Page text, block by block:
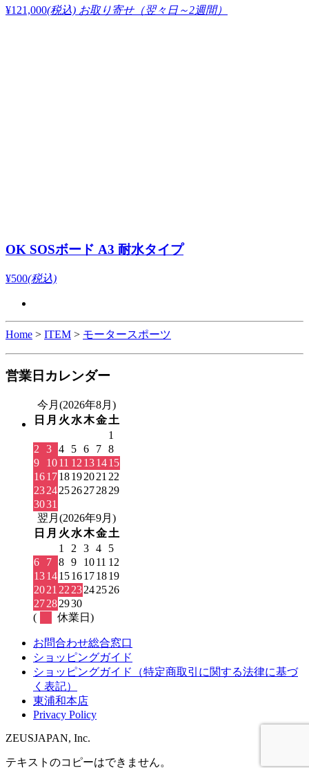
¥121,000(税込) お取り寄せ（翌々日～2週間）
OK SOSボード A3 耐水タイプ
¥500(税込)
Home > ITEM > モータースポーツ
営業日カレンダー
今月(2026年8月)
日 月 火 水木金土
1
2
3 4 5 6 7 8
9
1011 12 131415
161718192021 22
23242526272829
3031
翌月(2026年9月)
日 月 火 水木金土
1
2 3 4
5
6
7 8 9 1011 12
13141516171819
2021 22 23242526
27282930
(
休業日)
お問合わせ総合窓口
ショッピングガイド
ショッピングガイド（特定商取引に関する法律に基づ
く表記）
東浦和本店
Privacy Policy
ZEUSJAPAN, Inc.
テキストのコピーはできません。